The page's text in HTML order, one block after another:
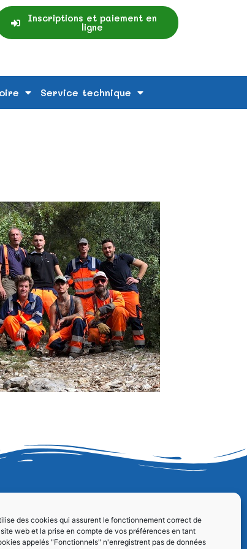
des cookies qui assurent le fonctionnement correct de
web et la prise en compte de vos préférences en tant
appelés "Fonctionnels" n'enregistrent pas de données
Inscriptions et paiement en
ligne
Service technique